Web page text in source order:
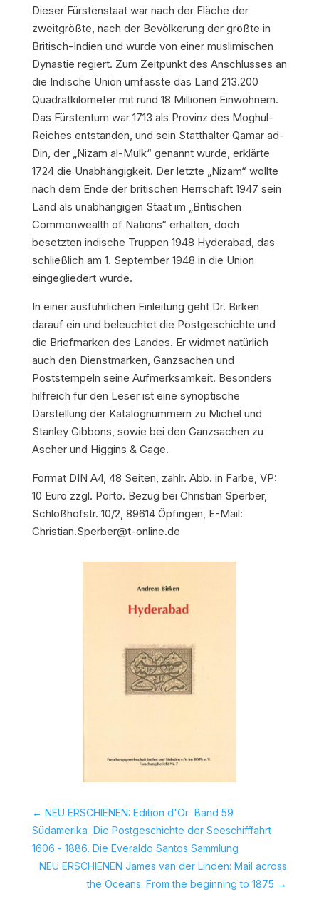
Dieser Fürstenstaat war nach der Fläche der
zweitgrößte, nach der Bevölkerung der größte in
Britisch-Indien und wurde von einer muslimischen
Dynastie regiert. Zum Zeitpunkt des Anschlusses an
die Indische Union umfasste das Land 213.200
Quadratkilometer mit rund 18 Millionen Einwohnern.
Das Fürstentum war 1713 als Provinz des Moghul-
Reiches entstanden, und sein Statthalter Qamar ad-
Din, der „Nizam al-Mulk“ genannt wurde, erklärte
1724 die Unabhängigkeit. Der letzte „Nizam“ wollte
nach dem Ende der britischen Herrschaft 1947 sein
Land als unabhängigen Staat im „Britischen
Commonwealth of Nations“ erhalten, doch
besetzten indische Truppen 1948 Hyderabad, das
schließlich am 1. September 1948 in die Union
eingegliedert wurde.
In einer ausführlichen Einleitung geht Dr. Birken
darauf ein und beleuchtet die Postgeschichte und
die Briefmarken des Landes. Er widmet natürlich
auch den Dienstmarken, Ganzsachen und
Poststempeln seine Aufmerksamkeit. Besonders
hilfreich für den Leser ist eine synoptische
Darstellung der Katalognummern zu Michel und
Stanley Gibbons, sowie bei den Ganzsachen zu
Ascher und Higgins & Gage.
Format DIN A4, 48 Seiten, zahlr. Abb. in Farbe, VP:
10 Euro zzgl. Porto. Bezug bei Christian Sperber,
Schloßhofstr. 10/2, 89614 Öpfingen, E-Mail:
Christian.Sperber@t-online.de
← NEU ERSCHIENEN: Edition d'Or  Band 59 
Südamerika  Die Postgeschichte der Seeschifffahrt
1606 - 1886. Die Everaldo Santos Sammlung
NEU ERSCHIENEN James van der Linden: Mail across
the Oceans. From the beginning to 1875 →